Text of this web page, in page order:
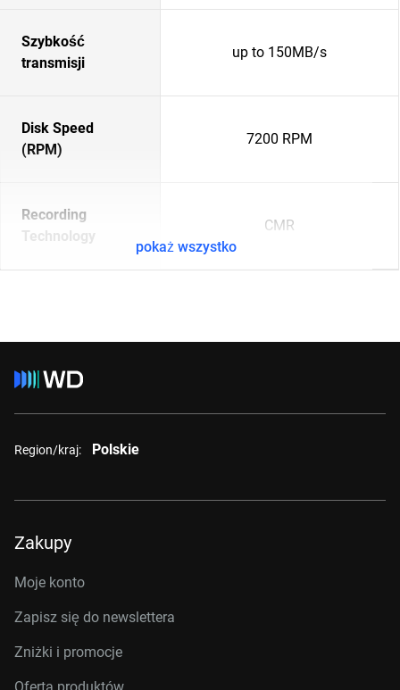
Szybkość
transmisji
up to 150MB/s
Disk Speed
(RPM)
7200 RPM
Recording
Technology
CMR
pokaż wszystko
Region/kraj: Polskie
Zakupy
Moje konto
Zapisz się do newslettera
Zniżki i promocje